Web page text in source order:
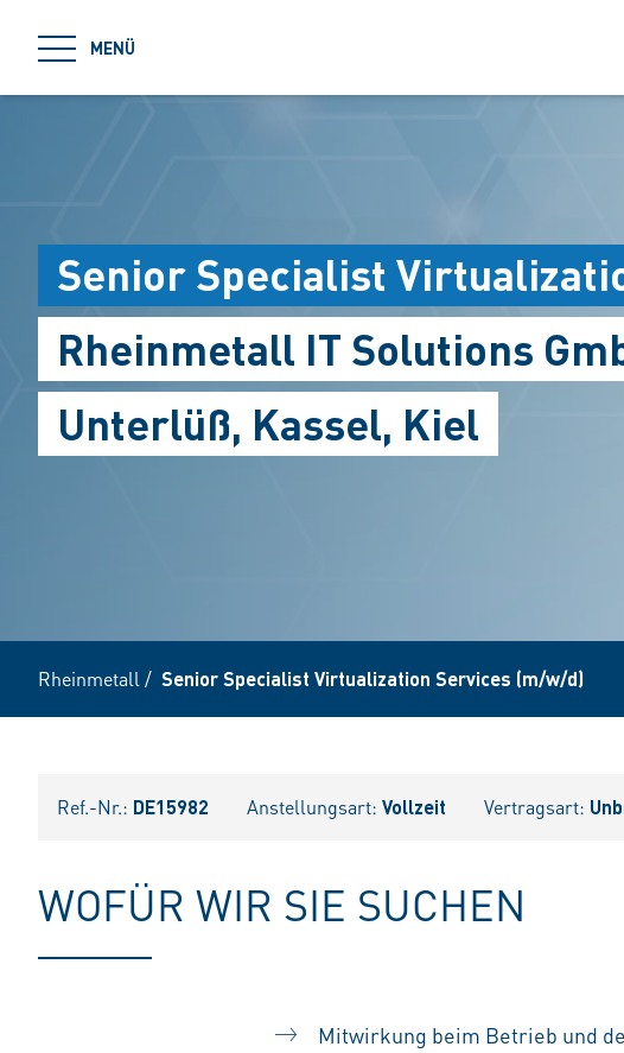
MENÜ
Senior Specialist
Rheinmetall IT Solutions
Unterlüß, Kassel, Kiel
Rheinmetall / Senior Specialist Virtualization Services (m/w/d)
Ref.-Nr.: DE15982 Anstellungsart: Vollzeit Vertragsart:
WOFÜR WIR SIE SUCHEN
Mitwirkung beim Betrieb und